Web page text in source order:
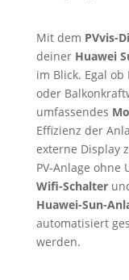
Mit dem PVvis-
deiner Huawei
im Blick. Egal
oder
umfassendes
Effizienz der
externe Display
PV-Anlage ohne
Wifi-Schalter
Huawei-Sun-
automatisiert
werden.